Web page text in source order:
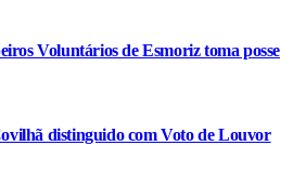
Voluntários de Esmoriz toma posse
distinguido com Voto de Louvor